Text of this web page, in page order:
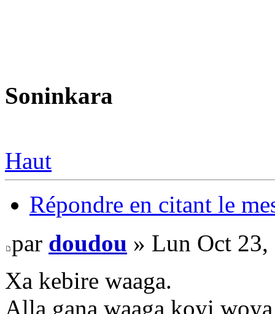
Soninkara
Haut
Répondre en citant le
par doudou » Lun Oct 23,
Xa kebire waaga.
Alla gana waaga koyi